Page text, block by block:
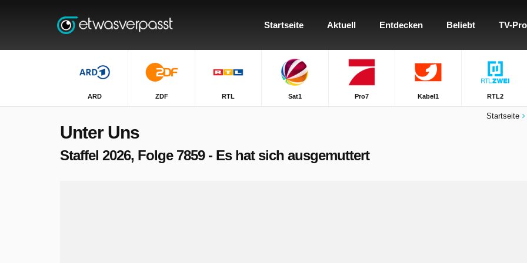
Startseite Aktuell Entdecken Beliebt TV-
ARD ZDF RTL Sat1 Pro7 Kabel1 RTL2
Startseite
Unter Uns
Staffel 2026, Folge 7859 - Es hat sich ausgemuttert